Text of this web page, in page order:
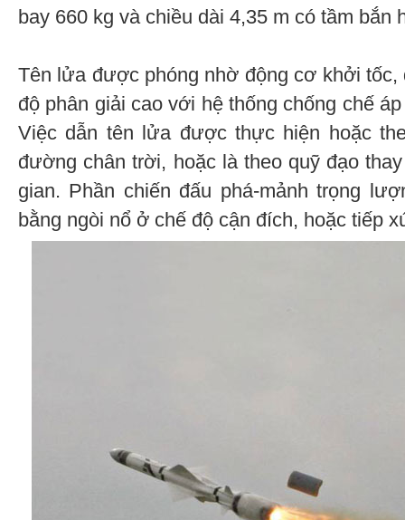
bay 660 kg và chiều dài 4,35 m có tầm bắn
Tên lửa được phóng nhờ động cơ khởi
độ phân giải cao với hệ thống chống chế
Việc dẫn tên lửa được thực hiện hoặc
đường chân trời, hoặc là theo quỹ đạo
gian. Phần chiến đấu phá-mảnh trọng
bằng ngòi nổ ở chế độ cận đích, hoặc tiếp